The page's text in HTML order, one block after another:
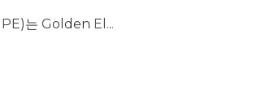
는 Golden El...